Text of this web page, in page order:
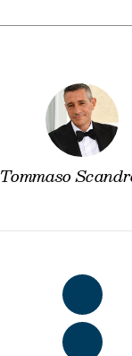
Tommaso